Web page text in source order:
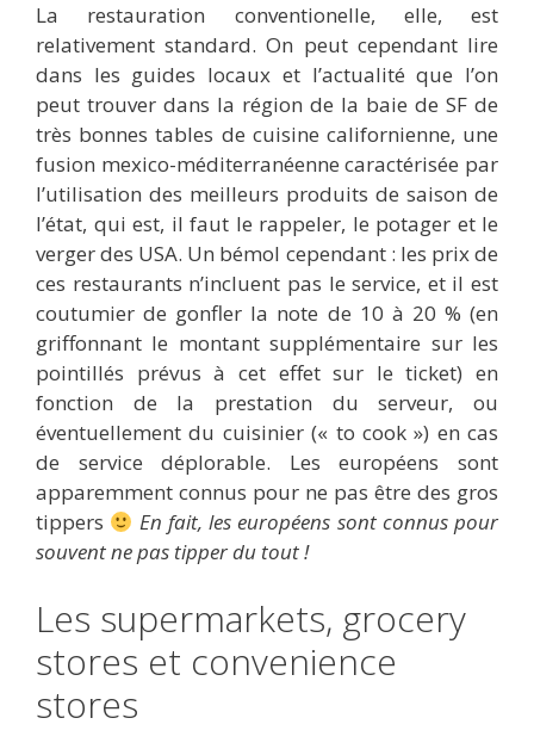
La restauration conventionelle, elle, est
relativement standard. On peut cependant lire
dans les guides locaux et l’actualité que l’on
peut trouver dans la région de la baie de SF de
très bonnes tables de cuisine californienne, une
fusion mexico-méditerranéenne caractérisée par
l’utilisation des meilleurs produits de saison de
l’état, qui est, il faut le rappeler, le potager et le
verger des USA. Un bémol cependant : les prix de
ces restaurants n’incluent pas le service, et il est
coutumier de gonfler la note de 10 à 20 % (en
griffonnant le montant supplémentaire sur les
pointillés prévus à cet effet sur le ticket) en
fonction de la prestation du serveur, ou
éventuellement du cuisinier (« to cook ») en cas
de service déplorable. Les européens sont
apparemment connus pour ne pas être des gros
tippers
En fait, les européens sont connus pour
souvent ne pas tipper du tout !
Les supermarkets, grocery
stores et convenience
stores